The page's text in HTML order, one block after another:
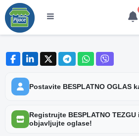
Postavite BESPLATNO OGLAS
Registrujte BESPLATNO TEZGU i
objavljujte oglase!